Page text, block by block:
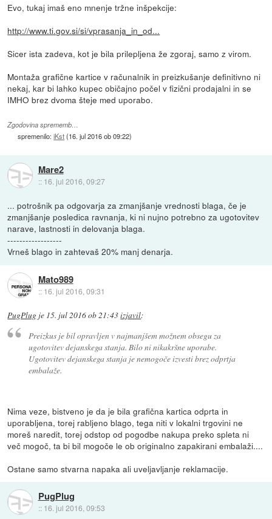
Evo, tukaj imaš eno mnenje tržne inšpekcije:
http://www.ti.gov.si/si/vprasanja_in_od...
Sicer ista zadeva, kot je bila prilepljena že zgoraj, samo z virom.
Montaža grafične kartice v računalnik in preizkušanje definitivno ni
nekaj, kar bi lahko kupec običajno počel v fizični prodajalni in se
IMHO brez dvoma šteje med uporabo.
Zgodovina sprememb…
spremenilo:iKst(16. jul 2016 ob 09:22)
Mare2
:: 16. jul 2016, 09:27
... potrošnik pa odgovarja za zmanjšanje vrednosti blaga, če je
zmanjšanje posledica ravnanja, ki ni nujno potrebno za ugotovitev
narave, lastnosti in delovanja blaga.
------------------
Vrneš blago in zahtevaš 20% manj denarja.
Mato989
:: 16. jul 2016, 09:31
PugPlug je 15. jul 2016 ob 21:43izjavil:
Preizkus je bil opravljen v najmanjšem možnem obsegu za
ugotovitev dejanskega stanja. Bilo ni nikakršne uporabe.
Ugotovitev dejanskega stanja je nemogoče izvesti brez odprtja
embalaže.
Nima veze, bistveno je da je bila grafična kartica odprta in
uporabljena, torej rabljeno blago, tega niti v lokalni trgovini ne
moreš naredit, torej odstop od pogodbe nakupa preko spleta ni
več mogoč, ta bi bil mogoče le ob originalno zapakirani embalaži....
Ostane samo stvarna napaka ali uveljavljanje reklamacije.
PugPlug
:: 16. jul 2016, 09:53